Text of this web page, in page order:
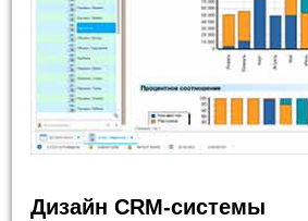
Дизайн CRM-системы